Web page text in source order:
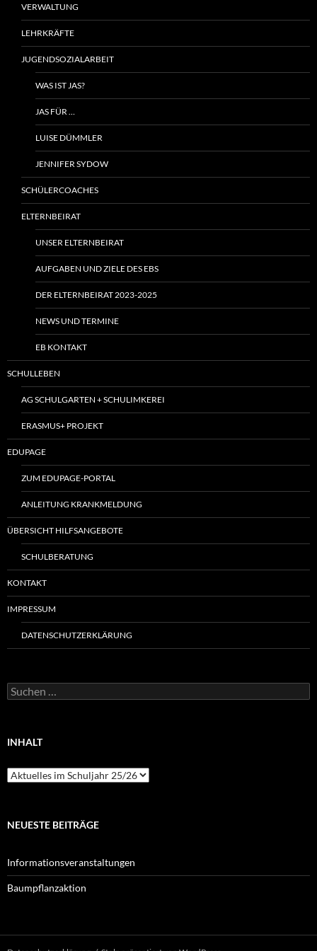
VERWALTUNG
LEHRKRÄFTE
JUGENDSOZIALARBEIT
WAS IST JAS?
JAS FÜR …
LUISE DÜMMLER
JENNIFER SYDOW
SCHÜLERCOACHES
ELTERNBEIRAT
UNSER ELTERNBEIRAT
AUFGABEN UND ZIELE DES EBS
DER ELTERNBEIRAT 2023-2025
NEWS UND TERMINE
EB KONTAKT
SCHULLEBEN
AG SCHULGARTEN + SCHULIMKEREI
ERASMUS+ PROJEKT
EDUPAGE
ZUM EDUPAGE-PORTAL
ANLEITUNG KRANKMELDUNG
ÜBERSICHT HILFSANGEBOTE
SCHULBERATUNG
KONTAKT
IMPRESSUM
DATENSCHUTZERKLÄRUNG
Suchen
nach:
INHALT
Inhalt
NEUESTE BEITRÄGE
Informationsveranstaltungen
Baumpflanzaktion